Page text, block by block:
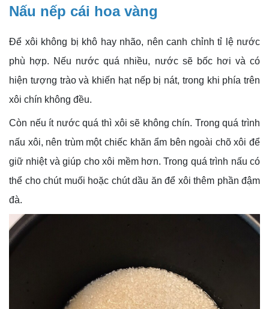
Nấu nếp cái hoa vàng
Để xôi không bị khô hay nhão, nên canh chỉnh tỉ lệ nước
phù hợp. Nếu nước quá nhiều, nước sẽ bốc hơi và có
hiện tượng trào và khiến hạt nếp bị nát, trong khi phía trên
xôi chín không đều.
Còn nếu ít nước quá thì xôi sẽ không chín. Trong quá trình
nấu xôi, nên trùm một chiếc khăn ẩm bên ngoài chõ xôi để
giữ nhiệt và giúp cho xôi mềm hơn. Trong quá trình nấu có
thể cho chút muối hoặc chút dầu ăn để xôi thêm phần đậm
đà.